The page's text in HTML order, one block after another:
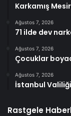
Karkamış
Ağustos 7, 2026
71 ilde dev
Ağustos 7, 2026
Çocuklar
Ağustos 7, 2026
İstanbul
Rastgele